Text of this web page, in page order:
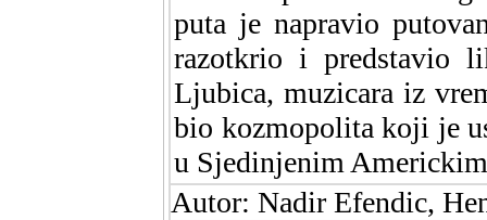
puta je napravio
razotkrio i predstavio
Ljubica, muzicara iz
bio kozmopolita koji je
u Sjedinjenim
Autor: Nadir Efendic,